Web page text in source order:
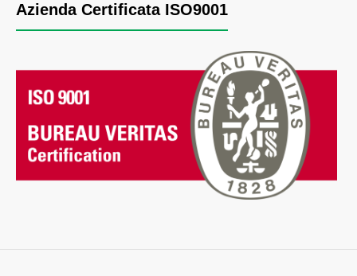
Azienda Certificata ISO9001